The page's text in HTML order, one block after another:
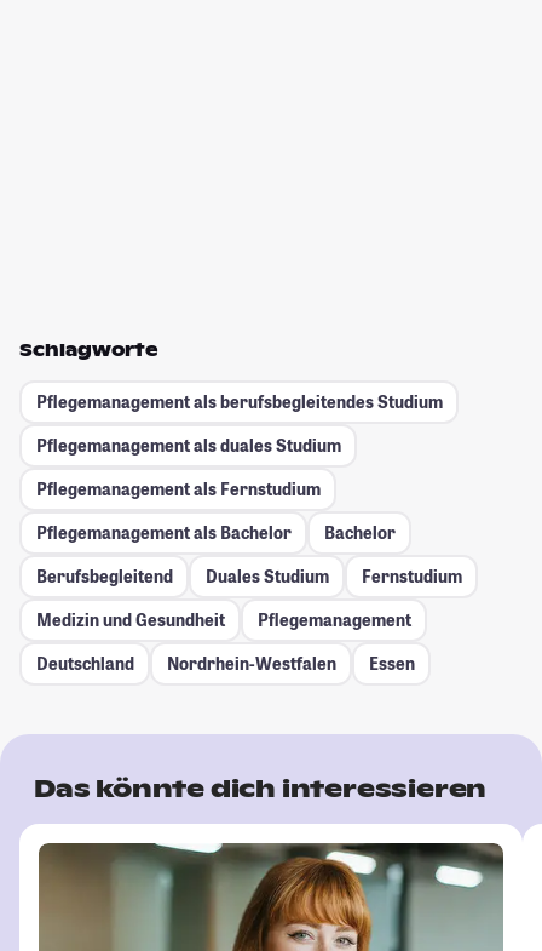
Schlagworte
Pflegemanagement als berufsbegleitendes Studium
Pflegemanagement als duales Studium
Pflegemanagement als Fernstudium
Pflegemanagement als Bachelor
Bachelor
Berufsbegleitend
Duales Studium
Fernstudium
Medizin und Gesundheit
Pflegemanagement
Deutschland
Nordrhein-Westfalen Essen
Das könnte dich interessieren